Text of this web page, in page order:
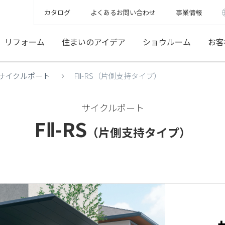
カタログ よくあるお問い合わせ 事業情報
リフォーム 住まいのアイデア ショウルーム お
イクルポート FⅡ-RS（片側支持タイプ）
サイクルポート
FⅡ-RS （片側支持タイプ）